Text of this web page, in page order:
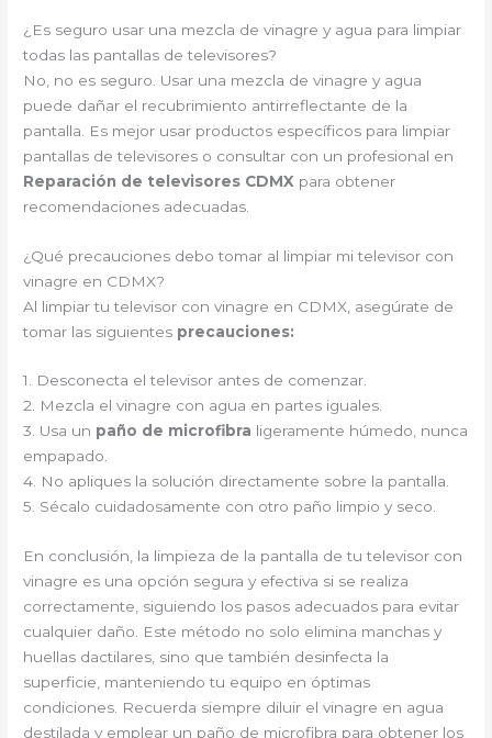
¿Es seguro usar una mezcla de vinagre y agua para limpiar
todas las pantallas de televisores?
No, no es seguro. Usar una mezcla de vinagre y agua
puede dañar el recubrimiento antirreflectante de la
pantalla. Es mejor usar productos específicos para limpiar
pantallas de televisores o consultar con un profesional en
Reparación de televisores CDMX para obtener
recomendaciones adecuadas.
¿Qué precauciones debo tomar al limpiar mi televisor con
vinagre en CDMX?
Al limpiar tu televisor con vinagre en CDMX, asegúrate de
tomar las siguientes precauciones:
1. Desconecta el televisor antes de comenzar.
2. Mezcla el vinagre con agua en partes iguales.
3. Usa un paño de microfibra ligeramente húmedo, nunca
empapado.
4. No apliques la solución directamente sobre la pantalla.
5. Sécalo cuidadosamente con otro paño limpio y seco.
En conclusión, la limpieza de la pantalla de tu televisor con
vinagre es una opción segura y efectiva si se realiza
correctamente, siguiendo los pasos adecuados para evitar
cualquier daño. Este método no solo elimina manchas y
huellas dactilares, sino que también desinfecta la
superficie, manteniendo tu equipo en óptimas
condiciones. Recuerda siempre diluir el vinagre en agua
destilada y emplear un paño de microfibra para obtener los